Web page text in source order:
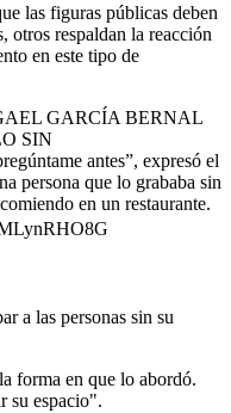
las figuras públicas deben
otros respaldan la reacción
en este tipo de
GARCÍA BERNAL
SIN
antes”, expresó el
persona que lo grababa sin
en un restaurante.
a las personas sin su
forma en que lo abordó.
su espacio".